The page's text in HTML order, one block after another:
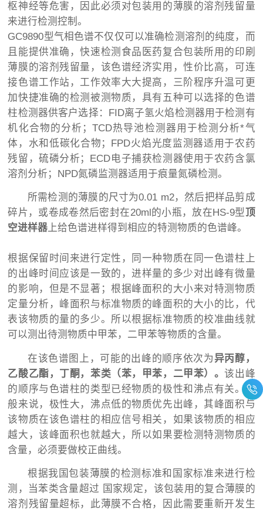
枢神经等危害，因此必须对包装用的薄膜的溶剂残留量
来进行检测控制。
GC9890型气相色谱不仅仅可以准确检测溶剂的纯度，而
且能提供准确，快速检测食品医药复合包装所用的印刷
薄膜的溶剂残留量，该色谱经济实用，性价比高，可连
接色谱工作站，工作效率大大提高，三阶程序升温可更
加快捷准确的检测被测物质，具有五种可以选择的色谱
柱检测器供客户选择：FID离子氢火焰检测器用于检测有
机化合物的分析；TCD热导池检测器用于检测分析*气
体，水和低碳化合物；FPD火焰光度监测器适用于农药
残留，硫磷分析；ECD电子捕获检测器使用于农药含氯
溶剂分析；NPD氮磷监测器适用于痕量氮磷检测。
所需检测的薄膜 的尺寸为0.01 m2，然后把样品剪成
碎片，或卷成卷然后密封在20ml的小瓶，放在HS-9型 顶
空进样器上给色谱进样得到相应的特测物质的色谱峰。
根据保留时间来进行定性，同一种物质在同一色谱柱上
的出峰时间应该是一致的，进样量的多少对出峰有微量
的影响，但是不显著；根据峰面积的大小来对特测物质
定量分析，峰面积与标准物质的峰面积的大小的比，代
表该物质的量的多少。所以根据标准物质的校准曲线就
可以测出待测物质中甲苯，二甲苯等物质的含量。
在该色谱图上，可能的出峰的顺序依次为 异丙醇，
乙酸乙酯，丁酮，苯类（苯，甲苯，二甲苯）。该出峰
的顺序与色谱柱的类型已经物质的极性和沸点有关。一
般来说，极性大，沸点低的物质优先出峰，其峰面积与
该物质在该色谱柱的相应信号相关，如果该物质的相应
越大，该峰面积也就越大，所以如果要检测特测物质的
含量，必须要做校正曲线。
根据我国包装薄膜的检测标准和国家标准来进行检
测，当苯类含量超过 国家规定，该包装用的复合薄膜的
溶剂残留量超标，此薄膜不合格，因此需要重新开发生